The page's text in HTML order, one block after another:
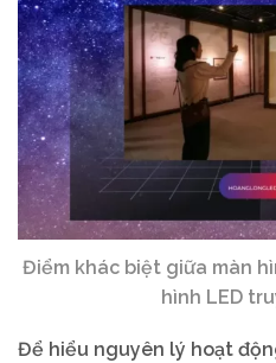
Điểm khác biệt giữa màn
hình LED
Để hiểu nguyên lý hoạt